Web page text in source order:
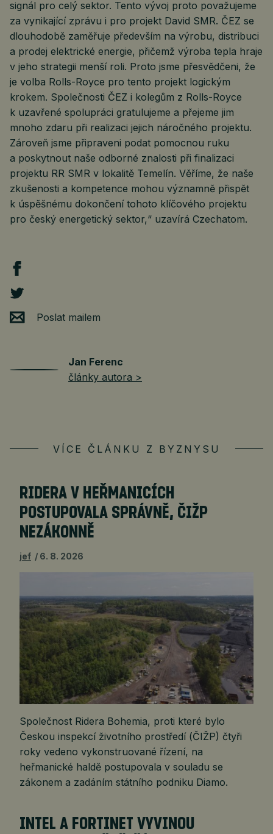
signál pro celý sektor. Tento vývoj proto považujeme
za vynikající zprávu i pro projekt David SMR. ČEZ se
dlouhodobě zaměřuje především na výrobu, distribuci
a prodej elektrické energie, přičemž výroba tepla hraje
v jeho strategii menší roli. Proto jsme přesvědčeni, že
je volba Rolls-Royce pro tento projekt logickým
krokem. Společnosti ČEZ i kolegům z Rolls-Royce
k uzavřené spolupráci gratulujeme a přejeme jim
mnoho zdaru při realizaci jejich náročného projektu.
Zároveň jsme připraveni podat pomocnou ruku
a poskytnout naše odborné znalosti při finalizaci
projektu RR SMR v lokalitě Temelín. Věříme, že naše
zkušenosti a kompetence mohou významně přispět
k úspěšnému dokončení tohoto klíčového projektu
pro český energetický sektor,“ uzavírá Czechatom.
Poslat mailem
Jan Ferenc
články autora >
VÍCE ČLÁNKU Z BYZNYSU
RIDERA V HEŘMANICÍCH
POSTUPOVALA SPRÁVNĚ, ČIŽP
NEZÁKONNĚ
jef 6. 8. 2026
Společnost Ridera Bohemia, proti které bylo
Českou inspekcí životního prostředí (ČIŽP) čtyři
roky vedeno vykonstruované řízení, na
heřmanické haldě postupovala v souladu se
zákonem a zadáním státního podniku Diamo.
INTEL A FORTINET VYVINOU